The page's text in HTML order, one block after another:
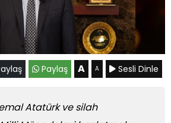
Paylaş A A Sesli Dinle
Atatürk ve silah